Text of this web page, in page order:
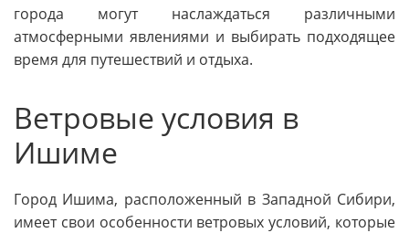
города могут наслаждаться различными
атмосферными явлениями и выбирать подходящее
время для путешествий и отдыха.
Ветровые условия в
Ишиме
Город Ишима, расположенный в Западной Сибири,
имеет свои особенности ветровых условий, которые